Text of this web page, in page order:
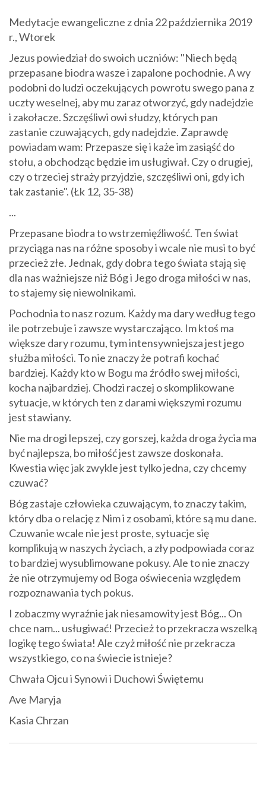
Medytacje ewangeliczne z dnia 22 października 2019
r., Wtorek
Jezus powiedział do swoich uczniów: "Niech będą
przepasane biodra wasze i zapalone pochodnie. A wy
podobni do ludzi oczekujących powrotu swego pana z
uczty weselnej, aby mu zaraz otworzyć, gdy nadejdzie
i zakołacze. Szczęśliwi owi słudzy, których pan
zastanie czuwających, gdy nadejdzie. Zaprawdę
powiadam wam: Przepasze się i każe im zasiąść do
stołu, a obchodząc będzie im usługiwał. Czy o drugiej,
czy o trzeciej straży przyjdzie, szczęśliwi oni, gdy ich
tak zastanie". (Łk 12, 35-38)
...
Przepasane biodra to wstrzemięźliwość. Ten świat
przyciąga nas na różne sposoby i wcale nie musi to być
przecież złe. Jednak, gdy dobra tego świata stają się
dla nas ważniejsze niż Bóg i Jego droga miłości w nas,
to stajemy się niewolnikami.
Pochodnia to nasz rozum. Każdy ma dary według tego
ile potrzebuje i zawsze wystarczająco. Im ktoś ma
większe dary rozumu, tym intensywniejsza jest jego
służba miłości. To nie znaczy że potrafi kochać
bardziej. Każdy kto w Bogu ma źródło swej miłości,
kocha najbardziej. Chodzi raczej o skomplikowane
sytuacje, w których ten z darami większymi rozumu
jest stawiany.
Nie ma drogi lepszej, czy gorszej, każda droga życia ma
być najlepsza, bo miłość jest zawsze doskonała.
Kwestia więc jak zwykle jest tylko jedna, czy chcemy
czuwać?
Bóg zastaje człowieka czuwającym, to znaczy takim,
który dba o relację z Nim i z osobami, które są mu dane.
Czuwanie wcale nie jest proste, sytuacje się
komplikują w naszych życiach, a zły podpowiada coraz
to bardziej wysublimowane pokusy. Ale to nie znaczy
że nie otrzymujemy od Boga oświecenia względem
rozpoznawania tych pokus.
I zobaczmy wyraźnie jak niesamowity jest Bóg... On
chce nam... usługiwać! Przecież to przekracza wszelką
logikę tego świata! Ale czyż miłość nie przekracza
wszystkiego, co na świecie istnieje?
Chwała Ojcu i Synowi i Duchowi Świętemu
Ave Maryja
Kasia Chrzan